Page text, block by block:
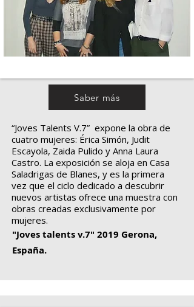
Saber más
“Joves Talents V.7” expone la obra de
cuatro mujeres: Érica Simón, Judit
Escayola, Zaida Pulido y Anna Laura
Castro. La exposición se aloja en Casa
Saladrigas de Blanes, y es la primera
vez que el ciclo dedicado a descubrir
nuevos artistas ofrece una muestra con
obras creadas exclusivamente por
mujeres.
"Joves talents v.7" 2019 Gerona,
España.